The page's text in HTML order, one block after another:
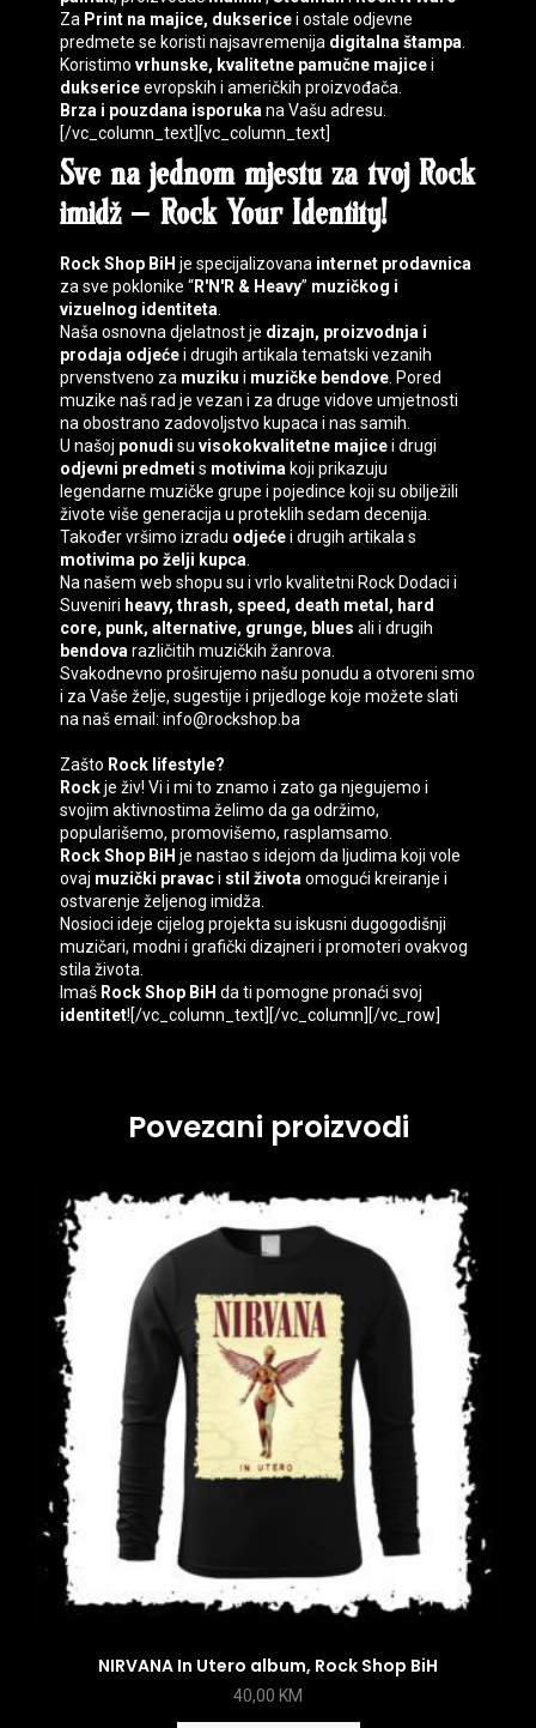
Za Print na majice, duksericei ostale odjevne
predmete se koristi najsavremenija digitalna štampa
Koristimo vrhunske, kvalitetne pamučne majicei
duksericeevropskih i američkih proizvođača.
Brza i pouzdana isporuka na Vašu adresu.
[/vc_column_text][vc_column_text]
Sve na jednom mjestu za tvoj Rock
imidž– Rock Your Identity!
Rock Shop BiH je specijalizovana internet prodavnica
za sve poklonike “R'N'R & Heavy” muzičkog i
vizuelnog identiteta
Naša osnovna djelatnost je dizajn, proizvodnja i
prodaja odjećei drugih artikala tematski vezanih
prvenstveno za muziku i muzičke bendove . Pored
muzike naš rad je vezan i za druge vidove umjetnosti
na obostrano zadovoljstvo kupaca i nas samih.
U našoj ponudi su visokokvalitetne majicei drugi
odjevni predmeti s motivima koji prikazuju
legendarne muzičke grupe i pojedince koji su obilježili
živote više generacija u proteklih sedam decenija.
Također vršimo izradu odjećei drugih artikala s
motivima po želji kupca
Na našem web shopu su i vrlo kvalitetni Rock Dodaci i
Suveniri heavy, thrash, speed, death metal, hard
core, punk, alternative, grunge, blues ali i drugih
bendova različitih muzičkih žanrova.
Svakodnevno proširujemo našu ponudu a otvoreni smo
i za Vaše želje, sugestije i prijedloge koje možete slati
na naš email: info@rockshop.ba
Zašto Rock lifestyle?
Rockje živ! Vi i mi to znamo i zato ga njegujemo i
svojim aktivnostima želimo da ga održimo,
popularišemo, promovišemo, rasplamsamo.
Rock Shop BiH je nastao s idejom da ljudima koji vole
ovaj muzički pravaci stil života omogući kreiranje i
ostvarenje željenog imidža.
Nosioci ideje cijelog projekta su iskusni dugogodišnji
muzičari, modni i grafički dizajneri i promoteri ovakvog
stila života.
Imaš Rock Shop BiH da ti pomogne pronaći svoj
identitet![/vc_column_text][/vc_column][/vc_row]
Povezani proizvodi
NIRVANA In Utero album, Rock Shop BiH
40,00 KM